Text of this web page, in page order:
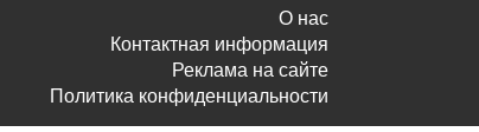
О нас
Контактная информация
Реклама на сайте
Политика конфиденциальности